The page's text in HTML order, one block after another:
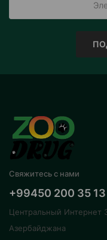
Свяжитесь с нами
+99450 200 35 13
Центральный Интернет
Азербайджана